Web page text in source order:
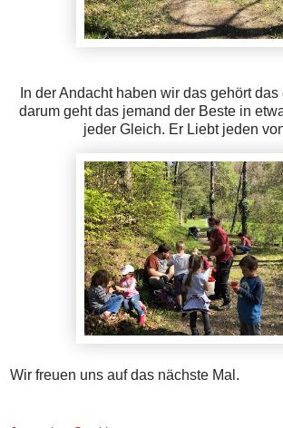
In der Andacht haben wir das gehört
darum geht das jemand der Beste in
jeder Gleich. Er Liebt jeden
Wir freuen uns auf das nächste Mal.